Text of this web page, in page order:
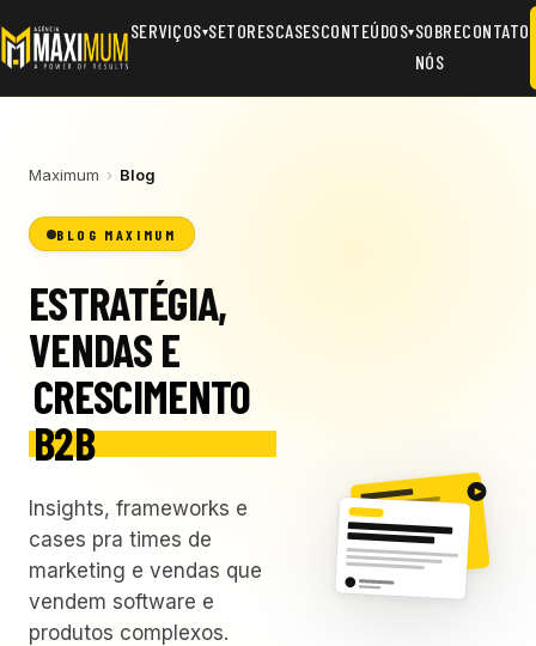
SERVIÇOS▾SETORESCASESCONTEÚDOS▾SOBRE
NÓS
CONTATO
Maximum › Blog
BLOG MAXIMUM
ESTRATÉGIA,
VENDAS E
CRESCIMENTO
B2B
Insights, frameworks e
cases pra times de
marketing e vendas que
vendem software e
produtos complexos.